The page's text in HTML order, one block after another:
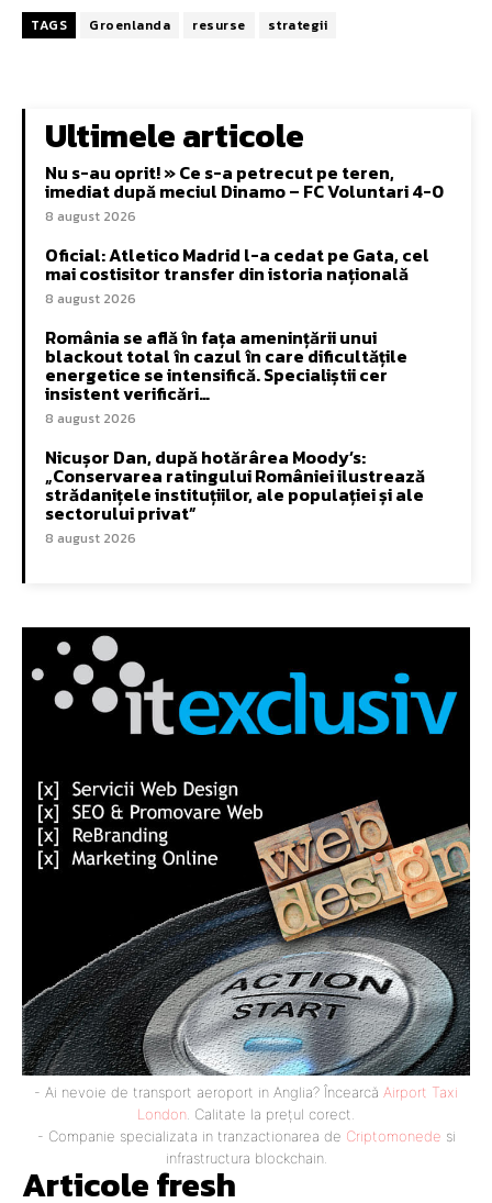
TAGS Groenlanda resurse strategii
Ultimele articole
Nu s-au oprit! » Ce s-a petrecut pe teren,
imediat după meciul Dinamo – FC Voluntari 4-0
8 august 2026
Oficial: Atletico Madrid l-a cedat pe Gata, cel
mai costisitor transfer din istoria națională
8 august 2026
România se află în fața amenințării unui
blackout total în cazul în care dificultățile
energetice se intensifică. Specialiștii cer
insistent verificări…
8 august 2026
Nicușor Dan, după hotărârea Moody’s:
„Conservarea ratingului României ilustrează
strădanițele instituțiilor, ale populației și ale
sectorului privat”
8 august 2026
- Ai nevoie de transport aeroport in Anglia? Încearcă Airport Taxi
London . Calitate la prețul corect.
- Companie specializata in tranzactionarea de Criptomonede si
infrastructura blockchain.
Articole fresh